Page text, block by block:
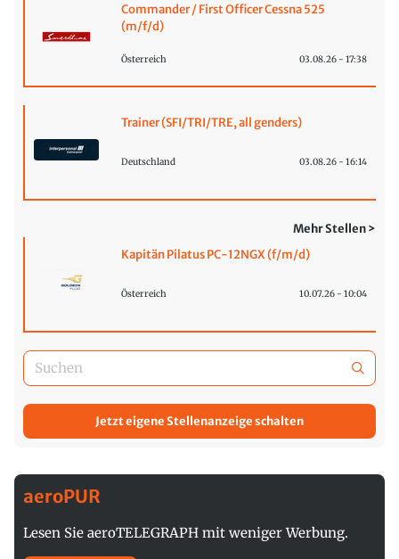
Commander / First Officer Cessna 525
(m/f/d)
Österreich 03.08.26 - 17:38
Trainer (SFI/TRI/TRE, all genders)
Deutschland 03.08.26 - 16:14
Mehr Stellen >
Kapitän Pilatus PC-12NGX (f/m/d)
Österreich 10.07.26 - 10:04
Jetzt eigene Stellenanzeige schalten
aeroPUR
Lesen Sie aeroTELEGRAPH mit weniger Werbung.